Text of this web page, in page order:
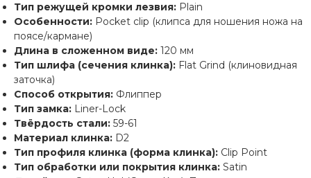
Тип режущей кромки лезвия: Plain
Особенности: Pocket clip (клипса для ношения ножа на
поясе/кармане)
Длина в сложенном виде: 120 мм
Тип шлифа (сечения клинка): Flat Grind (клиновидная
заточка)
Способ открытия: Флиппер
Тип замка: Liner-Lock
Твёрдость стали: 59-61
Материал клинка: D2
Тип профиля клинка (форма клинка): Clip Point
Тип обработки или покрытия клинка: Satin